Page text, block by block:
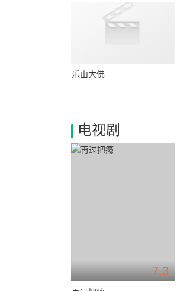
乐山大佛
电视剧
7.3